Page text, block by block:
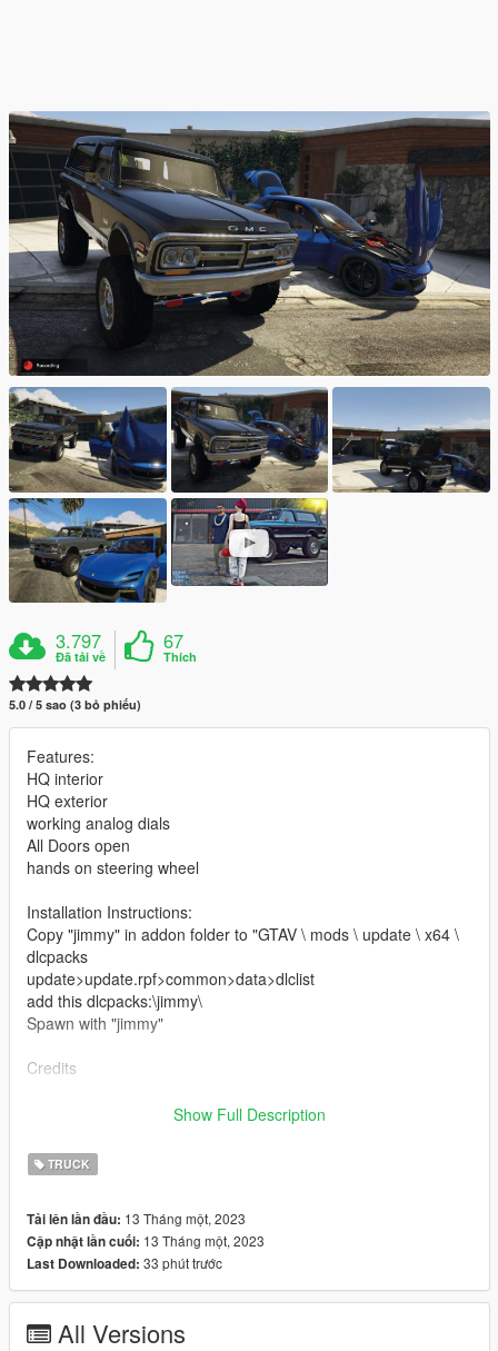
3.797
Đã tải về
67
Thích
5.0 / 5 sao (3 bỏ phiếu)
Features:
HQ interior
HQ exterior
working analog dials
All Doors open
hands on steering wheel
Installation Instructions:
Copy "jimmy" in addon folder to "GTAV \ mods \ update \ x64 \
dlcpacks
update>update.rpf>common>data>dlclist
add this dlcpacks:\jimmy\
Spawn with "jimmy"
Credits
Software : Zmodeler3, blenderShow Full Description
TRUCK
Tải lên lần đầu: 13 Tháng một, 2023
Cập nhật lần cuối: 13 Tháng một, 2023
Last Downloaded: 33 phút trước
All Versions